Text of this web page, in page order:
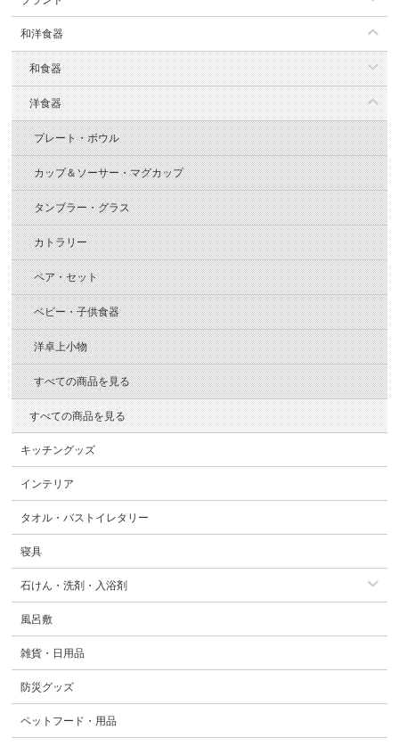
和洋食器
和食器
洋食器
プレート・ボウル
カップ＆ソーサー・マグカップ
タンブラー・グラス
カトラリー
ペア・セット
ベビー・子供食器
洋卓上小物
すべての商品を見る
すべての商品を見る
キッチングッズ
インテリア
タオル・バストイレタリー
寝具
石けん・洗剤・入浴剤
風呂敷
雑貨・日用品
防災グッズ
ペットフード・用品